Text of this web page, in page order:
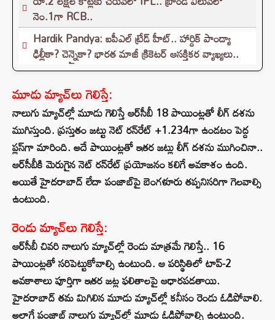
నెం.1గా RCB..
Hardik Pandya: ఐపీఎల్ ట్రేడ్ హీట్.. హార్దిక్ పాండ్యా
ఢిల్లీకా? చెన్నైకా? భారత మాజీ క్రికెటర్ ఆసక్తికర వ్యాఖ్యలు..
మూడు మ్యాచ్‌లు గెలిస్తే:
నాలుగు మ్యాచ్‌ల్లో మూడు గెలిస్తే ఆర్‌సీబీ 18 పాయింట్లతో లీగ్ దశను
ముగిస్తుంది. ప్రస్తుతం జట్టు నెట్ రన్‌రేట్ +1.234గా ఉండటం పెద్ద
ప్లస్‌గా మారింది. అదే పాయింట్లతో ఇతర జట్లు లీగ్ దశను ముగించినా..
ఆర్‌సీబీకి మెరుగైన నెట్ రన్‌రేట్ ప్రయోజనం కలిగే అవకాశం ఉంది.
అయితే హైదరాబాద్ లేదా పంజాబ్‌పై బెంగళూరు తప్పనిసరిగా గెలవాల్సి
ఉంటుంది.
రెండు మ్యాచ్‌లు గెలిస్తే:
ఆర్‌సీబీ చివరి నాలుగు మ్యాచ్‌ల్లో రెండు మాత్రమే గెలిస్తే.. 16
పాయింట్లతో సరిపెట్టుకోవాల్సి ఉంటుంది. ఆ పరిస్థితిలో టాప్-2
అవకాశాలు పూర్తిగా ఇతర జట్ల ఫలితాలపై ఆధారపడతాయి.
హైదరాబాద్ తమ మిగిలిన మూడు మ్యాచ్‌ల్లో కనీసం రెండు ఓడిపోవాలి.
అలాగే పంజాబ్ నాలుగు మ్యాచ్‌ల్లో మూడు ఓడిపోవాల్సి ఉంటుంది.